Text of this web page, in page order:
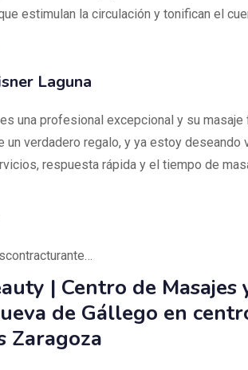
estimulan la circulación y tonifican el
Laguna
una profesional excepcional y su masaje
un verdadero regalo, y ya estoy deseando
respuesta rápida y el tiempo de
| Centro de Masajes
de Gállego en
Zaragoza